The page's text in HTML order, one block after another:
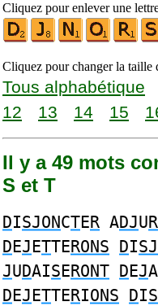
Cliquez pour enlever une
Cliquez pour changer la taille
Tous alphabétique
12
13 14 15
Il y a 49 mots
S et T
DISJONCTER ADJUR
DEJETTERONS DI
JUDAISERONT DEJA
DEJETTERIONS DI